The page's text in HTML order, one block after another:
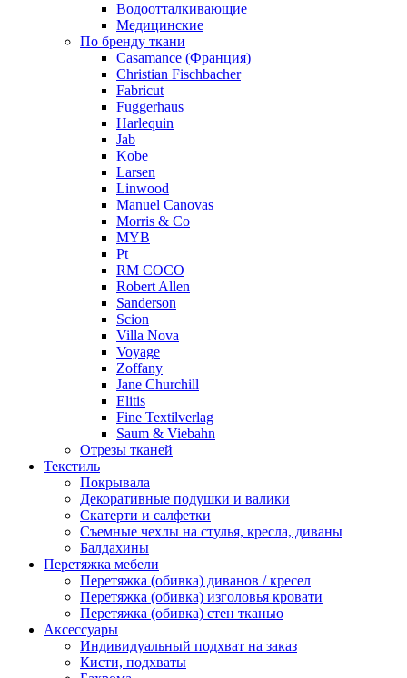
Водоотталкивающие
Медицинские
По бренду ткани
Casamance (Франция)
Christian Fischbacher
Fabricut
Fuggerhaus
Harlequin
Jab
Kobe
Larsen
Linwood
Manuel Canovas
Morris & Co
MYB
Pt
RM COCO
Robert Allen
Sanderson
Scion
Villa Nova
Voyage
Zoffany
Jane Churchill
Elitis
Fine Textilverlag
Saum & Viebahn
Отрезы тканей
Текстиль
Покрывала
Декоративные подушки и валики
Скатерти и салфетки
Cъемные чехлы на стулья, кресла, диваны
Балдахины
Перетяжка мебели
Перетяжка (обивка) диванов / кресел
Перетяжка (обивка) изголовья кровати
Перетяжка (обивка) стен тканью
Аксессуары
Индивидуальный подхват на заказ
Кисти, подхваты